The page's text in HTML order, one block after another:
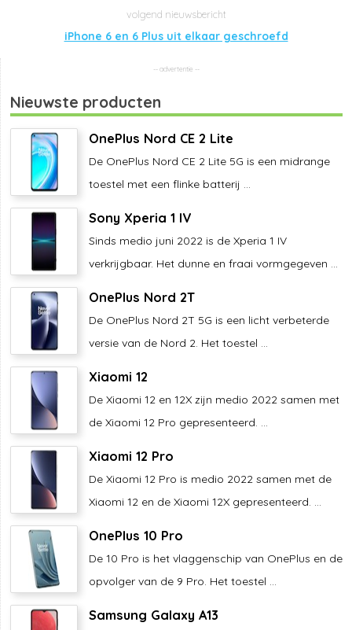
iPhone 6 en 6 Plus uit elkaar geschroefd
Nieuwste producten
OnePlus Nord CE 2 Lite
De OnePlus Nord CE 2 Lite 5G is een midrange
toestel met een flinke batterij ...
Sony Xperia 1 IV
Sinds medio juni 2022 is de Xperia 1 IV
verkrijgbaar. Het dunne en fraai vormgegeven ...
OnePlus Nord 2T
De OnePlus Nord 2T 5G is een licht verbeterde
versie van de Nord 2. Het toestel ...
Xiaomi 12
De Xiaomi 12 en 12X zijn medio 2022 samen met
de Xiaomi 12 Pro gepresenteerd. ...
Xiaomi 12 Pro
De Xiaomi 12 Pro is medio 2022 samen met de
Xiaomi 12 en de Xiaomi 12X gepresenteerd. ...
OnePlus 10 Pro
De 10 Pro is het vlaggenschip van OnePlus en de
opvolger van de 9 Pro. Het toestel ...
Samsung Galaxy A13